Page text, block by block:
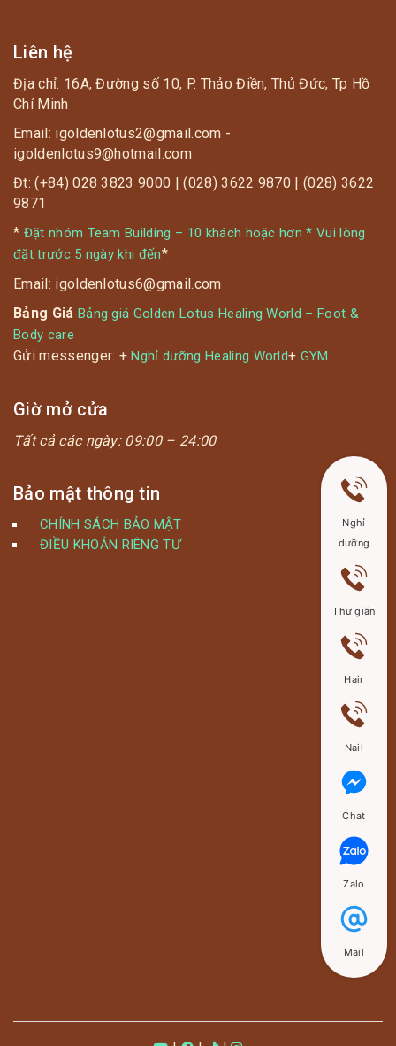
Liên hệ
Địa chỉ: 16A, Đường số 10, P. Thảo Điền, Thủ Đức, Tp Hồ
Chí Minh
Email: igoldenlotus2@gmail.com -
igoldenlotus9@hotmail.com
Đt: (+84) 028 3823 9000 | (028) 3622 9870 | (028) 3622
9871
* Đặt nhóm Team Building – 10 khách hoặc hơn * Vui lòng
đặt trước 5 ngày khi đến*
Email: igoldenlotus6@gmail.com
Bảng Giá Bảng giá Golden Lotus Healing World – Foot &
Body care
Gửi messenger: +Nghỉ dưỡng Healing World+ GYM
Giờ mở cửa
Tất cả các ngày: 09:00 – 24:00
Bảo mật thông tin
CHÍNH SÁCH BẢO MẬT
ĐIỀU KHOẢN RIÊNG TƯ
Nghỉ
dưỡng
Thư giãn
Hair
Nail
Chat
Zalo
Mail